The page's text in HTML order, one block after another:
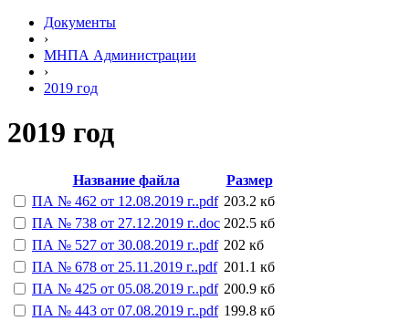
Документы
›
МНПА Администрации
›
2019 год
2019 год
Название файла
Размер
ПА № 462 от 12.08.2019 г..pdf 203.2 кб
ПА № 738 от 27.12.2019 г..doc 202.5 кб
ПА № 527 от 30.08.2019 г..pdf 202 кб
ПА № 678 от 25.11.2019 г..pdf 201.1 кб
ПА № 425 от 05.08.2019 г..pdf 200.9 кб
ПА № 443 от 07.08.2019 г..pdf 199.8 кб